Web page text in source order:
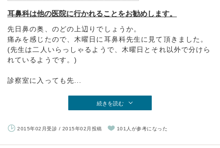
耳鼻科は他の医院に行かれることをお勧めします。
先日鼻の奥、のどの上辺りでしょうか。
痛みを感じたので、木曜日に耳鼻科先生に見て頂きました。
(先生は二人いらっしゃるようで、木曜日とそれ以外で分けら
れているようです。)
診察室に入っても先...
続きを読む
2015年02月受診 / 2015年02月投稿 101人が参考になった